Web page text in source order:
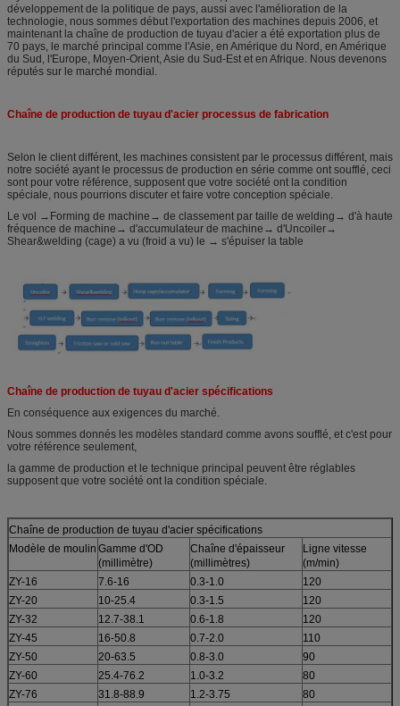
développement de la politique de pays, aussi avec l'amélioration de la
technologie, nous sommes début l'exportation des machines depuis 2006, et
maintenant la chaîne de production de tuyau d'acier a été exportation plus de
70 pays, le marché principal comme l'Asie, en Amérique du Nord, en Amérique
du Sud, l'Europe, Moyen-Orient, Asie du Sud-Est et en Afrique. Nous devenons
réputés sur le marché mondial.
Chaîne de production de tuyau d'acier processus de fabrication
Selon le client différent, les machines consistent par le processus différent, mais
notre société ayant le processus de production en série comme ont soufflé, ceci
sont pour votre référence, supposent que votre société ont la condition
spéciale, nous pourrions discuter et faire votre conception spéciale.
Le vol →Forming de machine→ de classement par taille de welding→ d'à haute
fréquence de machine→ d'accumulateur de machine→ d'Uncoiler→
Shear&welding (cage) a vu (froid a vu) le → s'épuiser la table
Chaîne de production de tuyau d'acier spécifications
En conséquence aux exigences du marché.
Nous sommes donnés les modèles standard comme avons soufflé, et c'est pour
votre référence seulement,
la gamme de production et le technique principal peuvent être réglables
supposent que votre société ont la condition spéciale.
Chaîne de production de tuyau d'acier spécifications
Modèle de moulin Gamme d'OD
(millimètre)
Chaîne d'épaisseur
(millimètres)
Ligne vitesse
(m/min)
ZY-16
7.6-16 0.3-1.0
120
ZY-20
10-25.4 0.3-1.5
120
ZY-32
12.7-38.1 0.6-1.8
120
ZY-45
16-50.8 0.7-2.0
110
ZY-50
20-63.5 0.8-3.0
90
ZY-60
25.4-76.2 1.0-3.2
80
ZY-76
31.8-88.9 1.2-3.75
80